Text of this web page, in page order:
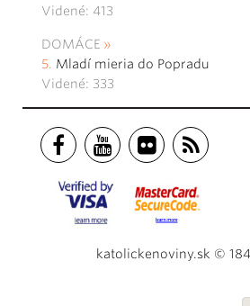
Videné: 413
DOMÁCE
Mladí mieria do Popradu
Videné: 333
katolickenoviny.sk ©